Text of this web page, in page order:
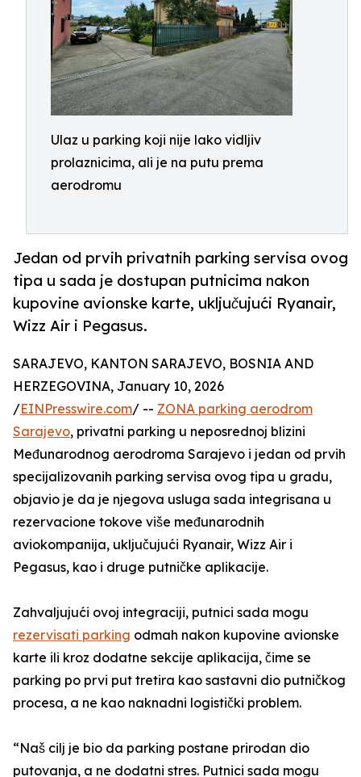
Ulaz u parking koji nije lako vidljiv
prolaznicima, ali je na putu prema
aerodromu
Jedan od prvih privatnih parking servisa ovog
tipa u sada je dostupan putnicima nakon
kupovine avionske karte, uključujući Ryanair,
Wizz Air i Pegasus.
SARAJEVO, KANTON SARAJEVO, BOSNIA AND
HERZEGOVINA, January 10, 2026
/EINPresswire.com/ -- ZONA parking aerodrom
Sarajevo, privatni parking u neposrednoj blizini
Međunarodnog aerodroma Sarajevo i jedan od prvih
specijalizovanih parking servisa ovog tipa u gradu,
objavio je da je njegova usluga sada integrisana u
rezervacione tokove više međunarodnih
aviokompanija, uključujući Ryanair, Wizz Air i
Pegasus, kao i druge putničke aplikacije.
Zahvaljujući ovoj integraciji, putnici sada mogu
rezervisati parking odmah nakon kupovine avionske
karte ili kroz dodatne sekcije aplikacija, čime se
parking po prvi put tretira kao sastavni dio putničkog
procesa, a ne kao naknadni logistički problem.
“Naš cilj je bio da parking postane prirodan dio
putovanja, a ne dodatni stres. Putnici sada mogu